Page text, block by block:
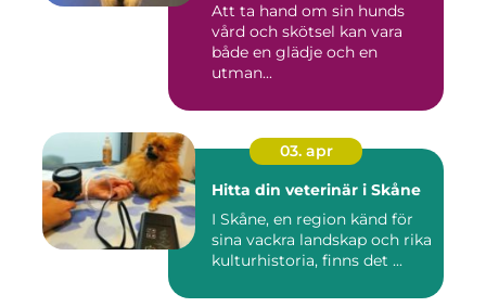
Att ta hand om sin hunds
vård och skötsel kan vara
både en glädje och en
utman...
03. apr
Hitta din veterinär i Skåne
I Skåne, en region känd för
sina vackra landskap och rika
kulturhistoria, finns det ...